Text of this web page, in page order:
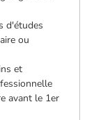
d'études
ou
et
avant le 1er